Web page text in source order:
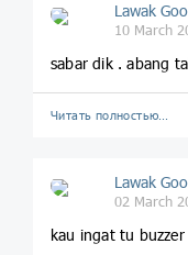
Lawak
10 March
sabar dik . abang
Читать полностью…
Lawak
02 March
kau ingat tu